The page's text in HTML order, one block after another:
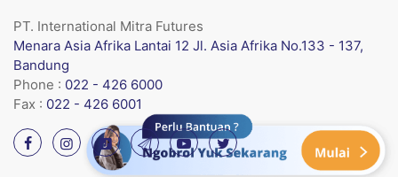
PT. International Mitra Futures
Menara Asia Afrika Lantai 12 Jl. Asia Afrika No.133 - 137,
Bandung
Phone : 022 - 426 6000
Fax : 022 - 426 6001